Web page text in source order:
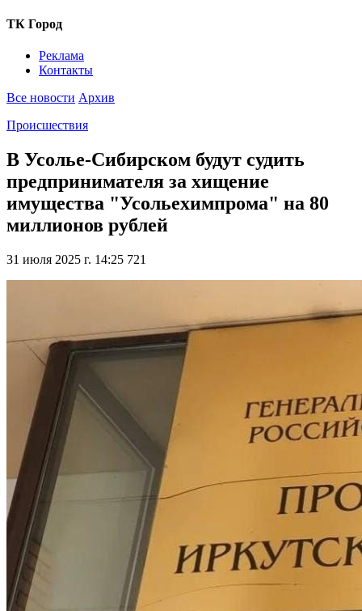
ТК Город
Реклама
Контакты
Все новости Архив
Происшествия
В Усолье-Сибирском будут судить
предпринимателя за хищение
имущества "Усольехимпрома" на 80
миллионов рублей
31 июля 2025 г. 14:25 721